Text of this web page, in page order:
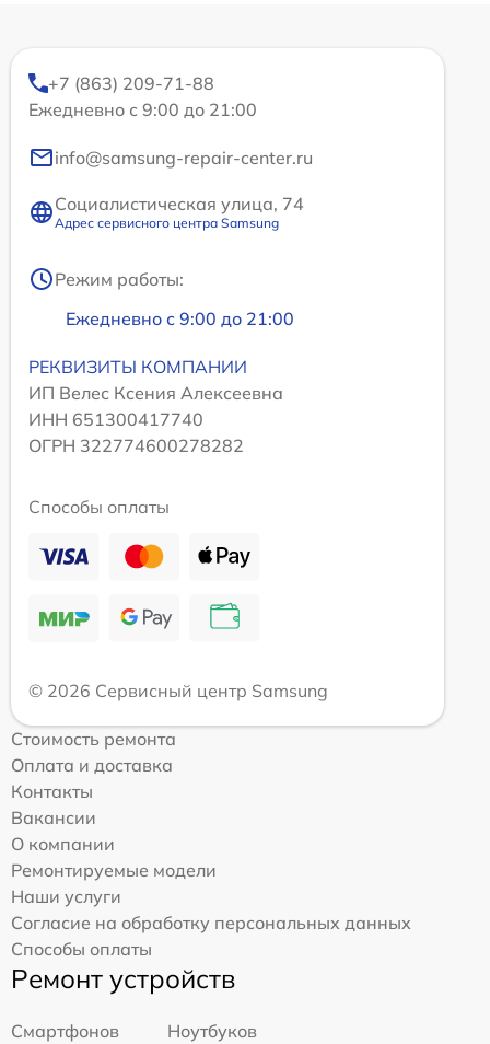
+7 (863) 209-71-88
Ежедневно с 9:00 до 21:00
info@samsung-repair-center.ru
Социалистическая улица, 74
Адрес сервисного центра Samsung
Режим работы:
Ежедневно с 9:00 до 21:00
РЕКВИЗИТЫ КОМПАНИИ
ИП Велес Ксения Алексеевна
ИНН 651300417740
ОГРН 322774600278282
Способы оплаты
© 2026 Сервисный центр Samsung
Стоимость ремонта
Оплата и доставка
Контакты
Вакансии
О компании
Ремонтируемые модели
Наши услуги
Согласие на обработку персональных данных
Способы оплаты
Ремонт устройств
Смартфонов
Ноутбуков